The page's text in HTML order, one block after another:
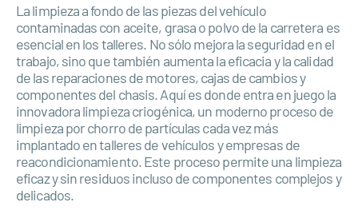
La limpieza a fondo de las piezas del vehículo
contaminadas con aceite, grasa o polvo de la carretera es
esencial en los talleres. No sólo mejora la seguridad en el
trabajo, sino que también aumenta la eficacia y la calidad
de las reparaciones de motores, cajas de cambios y
componentes del chasis. Aquí es donde entra en juego la
innovadora limpieza criogénica, un moderno proceso de
limpieza por chorro de partículas cada vez más
implantado en talleres de vehículos y empresas de
reacondicionamiento. Este proceso permite una limpieza
eficaz y sin residuos incluso de componentes complejos y
delicados.